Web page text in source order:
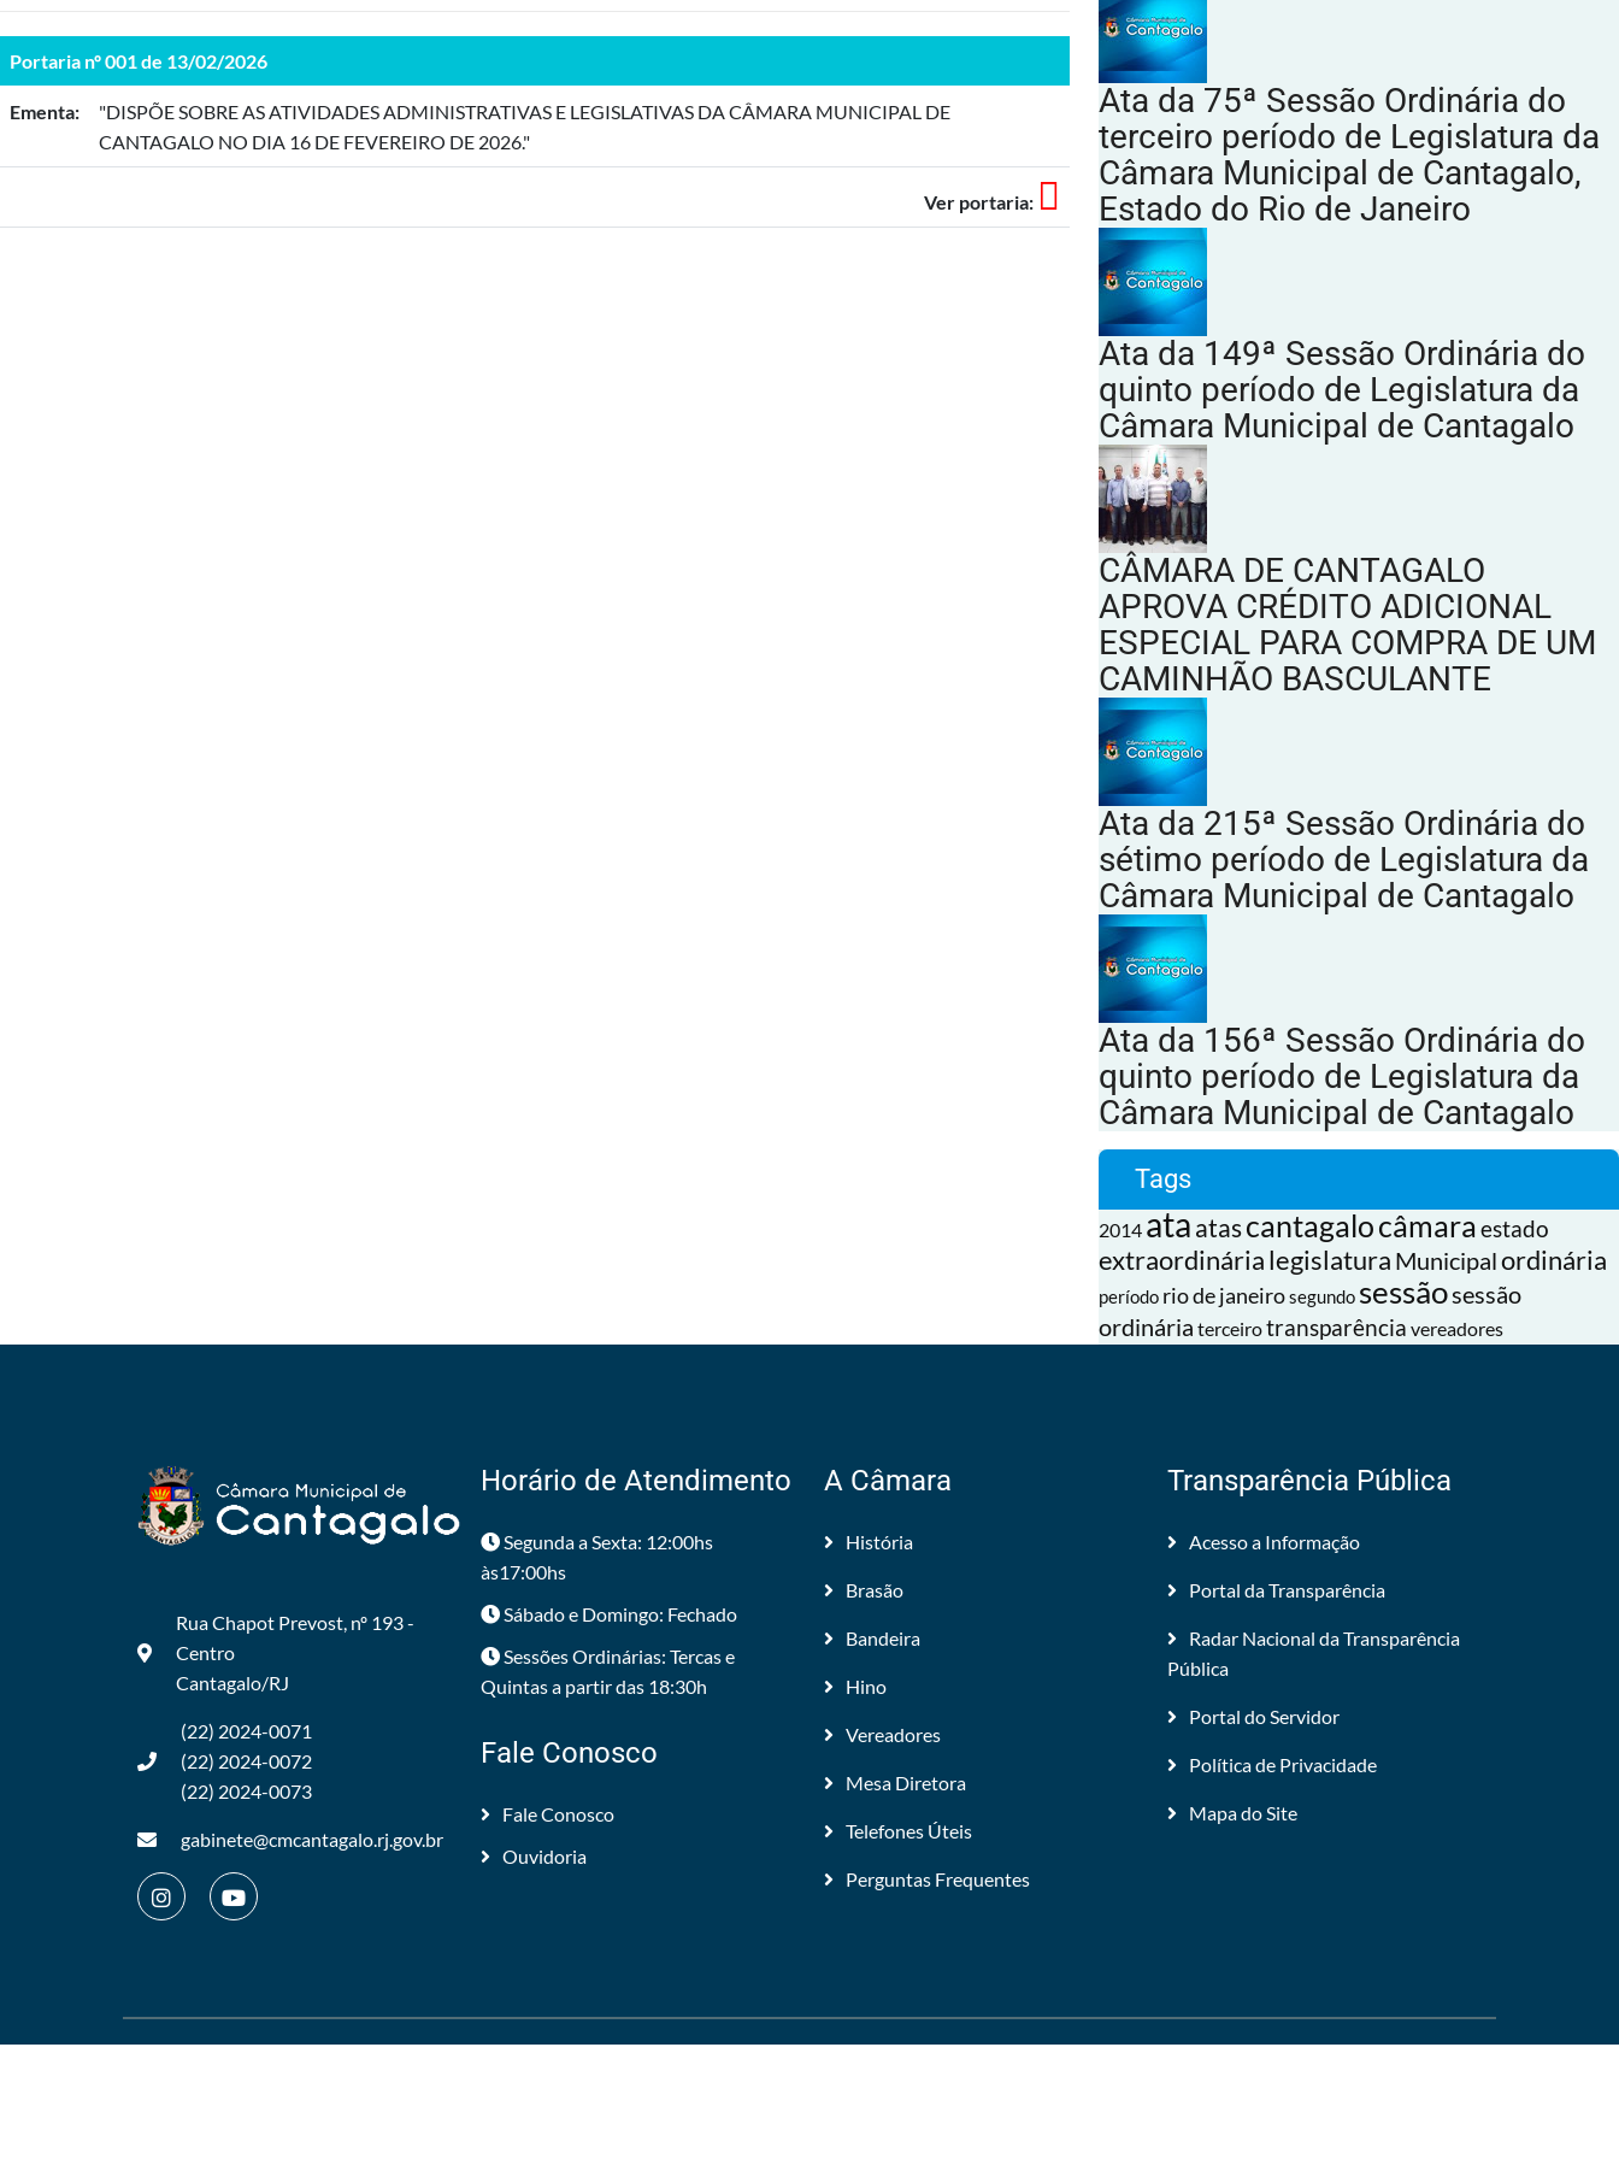
Portaria nº 001 de 13/02/2026
Ementa:
"DISPÕE SOBRE AS ATIVIDADES ADMINISTRATIVAS E LEGISLATIVAS DA CÂMARA MUNICIPAL DE
CANTAGALO NO DIA 16 DE FEVEREIRO DE 2026."
Ver portaria:
Ata da 75ª Sessão Ordinária do
terceiro período de Legislatura da
Câmara Municipal de Cantagalo,
Estado do Rio de Janeiro
Ata da 149ª Sessão Ordinária do
quinto período de Legislatura da
Câmara Municipal de Cantagalo
CÂMARA DE CANTAGALO
APROVA CRÉDITO ADICIONAL
ESPECIAL PARA COMPRA DE UM
CAMINHÃO BASCULANTE
Ata da 215ª Sessão Ordinária do
sétimo período de Legislatura da
Câmara Municipal de Cantagalo
Ata da 156ª Sessão Ordinária do
quinto período de Legislatura da
Câmara Municipal de Cantagalo
Tags
2014 ata atascantagalocâmaraestado
extraordinárialegislatura Municipalordinária
período rio de janeirosegundo sessãosessão
ordinária terceirotransparência vereadores
Rua Chapot Prevost, nº 193 -
Centro
Cantagalo/RJ
(22) 2024-0071
(22) 2024-0072
(22) 2024-0073
gabinete@cmcantagalo.rj.gov.br
Horário de Atendimento
Segunda a Sexta: 12:00hs
às17:00hs
Sábado e Domingo: Fechado
Sessões Ordinárias: Tercas e
Quintas a partir das 18:30h
Fale Conosco
Fale Conosco
Ouvidoria
A Câmara
História
Brasão
Bandeira
Hino
Vereadores
Mesa Diretora
Telefones Úteis
Perguntas Frequentes
Transparência Pública
Acesso a Informação
Portal da Transparência
Radar Nacional da Transparência
Pública
Portal do Servidor
Política de Privacidade
Mapa do Site